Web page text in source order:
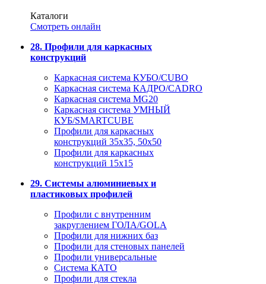
Каталоги
Смотреть онлайн
28. Профили для каркасных
конструкций
Каркасная система КУБО/CUBO
Каркасная система КАДРО/CADRO
Каркасная система MG20
Каркасная система УМНЫЙ
КУБ/SMARTCUBE
Профили для каркасных
конструкций 35x35, 50x50
Профили для каркасных
конструкций 15х15
29. Системы алюминиевых и
пластиковых профилей
Профили с внутренним
закруглением ГОЛА/GOLA
Профили для нижних баз
Профили для стеновых панелей
Профили универсальные
Система КАТО
Профили для стекла